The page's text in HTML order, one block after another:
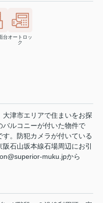
台オートロッ
ク
津市エリアで住まいをお探
バルコニーが付いた物件で
。防犯カメラが付いている
石山坂本線石場周辺にお引
muku.jpから